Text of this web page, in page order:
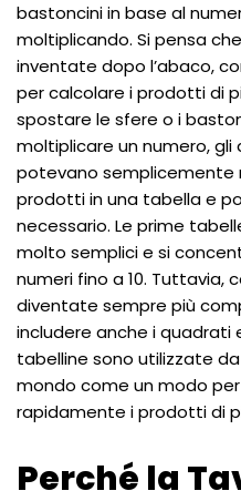
bastoncini in base al
moltiplicando. Si pensa
inventate dopo l’abaco,
per calcolare i prodotti di
spostare le sfere o i
moltiplicare un numero,
potevano semplicemente
prodotti in una tabella e
necessario. Le prime
molto semplici e si
numeri fino a 10. Tuttavia,
diventate sempre più
includere anche i quadrati
tabelline sono utilizzate
mondo come un modo
rapidamente i prodotti di
Perché la